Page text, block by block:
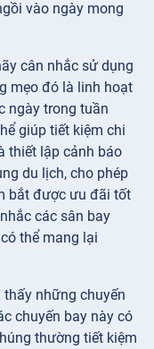
vào ngày mong
cân nhắc sử dụng
mẹo đó là linh hoạt
ngày trong tuần
giúp tiết kiệm chi
thiết lập cảnh báo
du lịch, cho phép
bắt được ưu đãi tốt
các sân bay
thể mang lại
những chuyến
chuyến bay này có
thường tiết kiệm